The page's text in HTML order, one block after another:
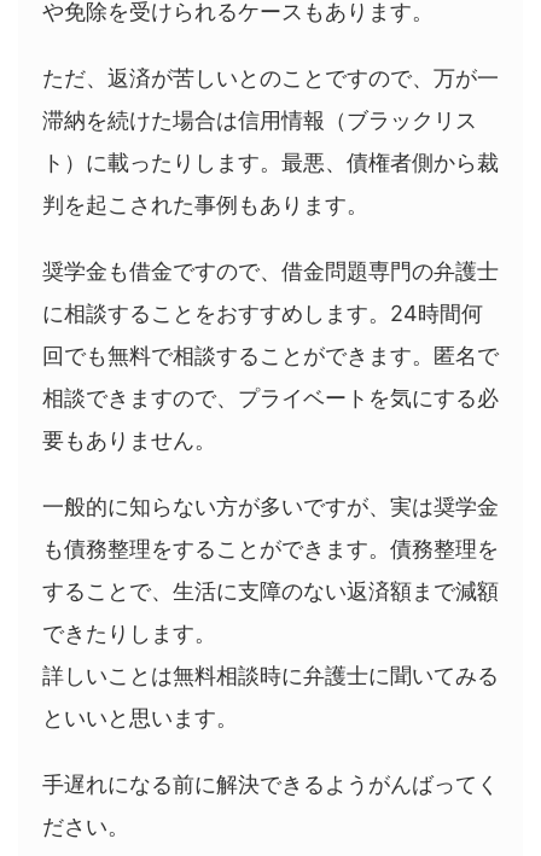
や免除を受けられるケースもあります。
ただ、返済が苦しいとのことですので、万が一
滞納を続けた場合は信用情報（ブラックリス
ト）に載ったりします。最悪、債権者側から裁
判を起こされた事例もあります。
奨学金も借金ですので、借金問題専門の弁護士
に相談することをおすすめします。24時間何
回でも無料で相談することができます。匿名で
相談できますので、プライベートを気にする必
要もありません。
一般的に知らない方が多いですが、実は奨学金
も債務整理をすることができます。債務整理を
することで、生活に支障のない返済額まで減額
できたりします。
詳しいことは無料相談時に弁護士に聞いてみる
といいと思います。
手遅れになる前に解決できるようがんばってく
ださい。